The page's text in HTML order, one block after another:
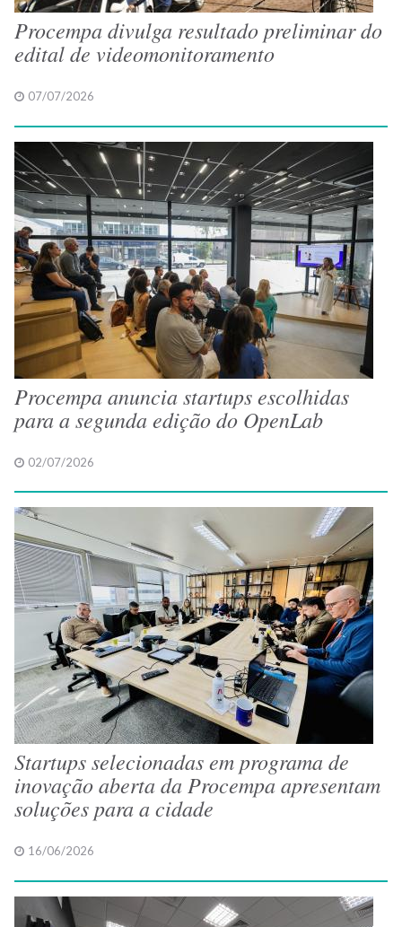
Procempa divulga resultado preliminar do
edital de videomonitoramento
07/07/2026
Procempa anuncia startups escolhidas
para a segunda edição do OpenLab
02/07/2026
Startups selecionadas em programa de
inovação aberta da Procempa apresentam
soluções para a cidade
16/06/2026